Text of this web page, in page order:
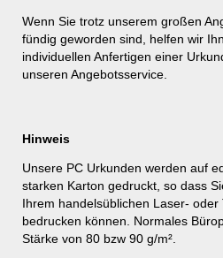
Wenn Sie trotz unserem großen
fündig geworden sind, helfen wir
individuellen Anfertigen einer
unseren Angebotsservice
Hinweis
Unsere PC Urkunden werden auf
starken Karton gedruckt, so dass
Ihrem handelsüblichen Laser-
bedrucken können. Normales
Stärke von 80 bzw 90 g/m².